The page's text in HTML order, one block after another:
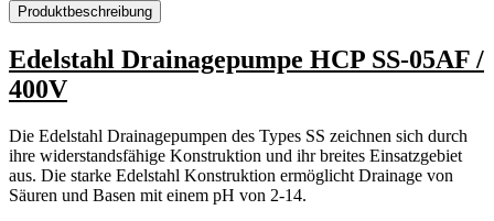
Produktbeschreibung
Edelstahl Drainagepumpe HCP SS-05AF /
400V
Die Edelstahl Drainagepumpen des Types SS zeichnen sich durch
ihre widerstandsfähige Konstruktion und ihr breites Einsatzgebiet
aus. Die starke Edelstahl Konstruktion ermöglicht Drainage von
Säuren und Basen mit einem pH von 2-14.